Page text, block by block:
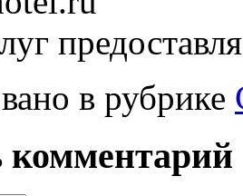
в рубрике
комментарий